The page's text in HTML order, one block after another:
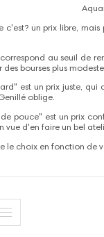
c'est? un prix libre,
au seuil de
bourses plus
est un prix juste,
oblige.
de pouce" est un prix
vue d'en faire un bel
le choix en fonction de